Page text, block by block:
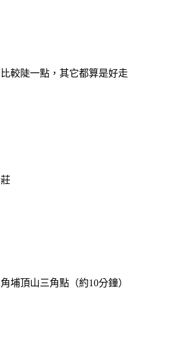
較陡一點，其它都算是好走
埔頂山三角點（約10分鐘）